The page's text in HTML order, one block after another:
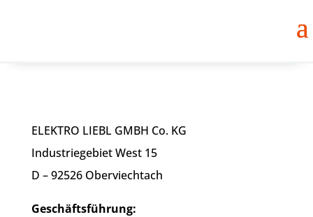
ELEKTRO LIEBL GMBH Co. KG
Industriegebiet West 15
D – 92526 Oberviechtach
Geschäftsführung: